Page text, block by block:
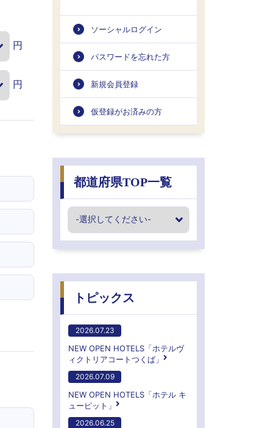
円
円
ソーシャルログイン
パスワードを忘れた方
新規会員登録
仮登録がお済みの方
都道府県TOP一覧
トピックス
2026.07.23
NEW OPEN HOTELS「ホテルヴ
ィクトリアコートつくば」
2026.07.09
NEW OPEN HOTELS「ホテル キ
ューピット」
2026.06.25